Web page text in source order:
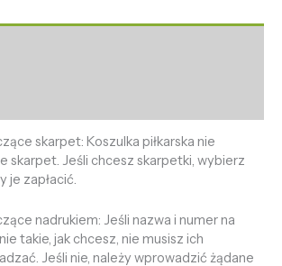
skarpet: Koszulka piłkarska nie
skarpet. Jeśli chcesz skarpetki, wybierz
je zapłacić.
nadrukiem: Jeśli nazwa i numer na
takie, jak chcesz, nie musisz ich
Jeśli nie, należy wprowadzić żądane